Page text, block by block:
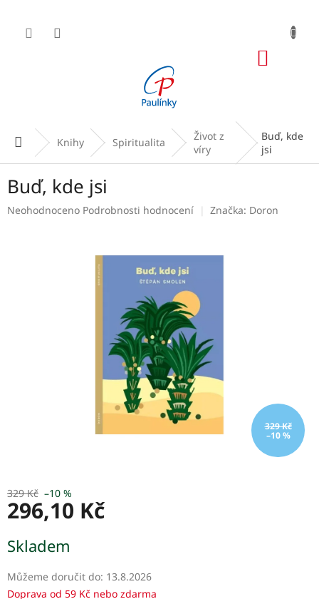
obsah
Domů Knihy Spiritualita
Život z
víry
Buď, kde
jsi
Buď, kde jsi
Průměrné
Neohodnoceno Podrobnosti hodnocení Značka: Doron
329 Kč
–10 %
329 Kč –10 %
296,10 Kč
cena:
Skladem
Můžeme doručit do: 13.8.2026
Doprava od 59 Kč nebo zdarma